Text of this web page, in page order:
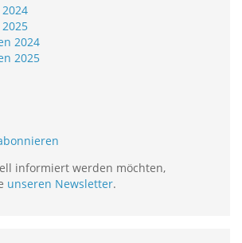
2024
2025
informiert werden möchten,
unseren Newsletter.